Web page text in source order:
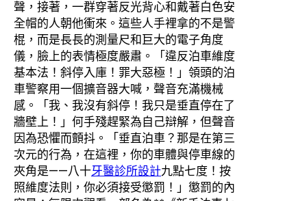
聲，接著，一群穿著反光背心和戴著白色安
全帽的人朝他衝來。這些人手裡拿的不是警
棍，而是長長的測量尺和巨大的電子角度
儀，臉上的表情極度嚴肅。「違反泊車維度
基本法！斜停入庫！罪大惡極！」領頭的泊
車警察用一個擴音器大喊，聲音充滿機械
感。「我、我沒有斜停！我只是垂直停在了
牆壁上！」何手殘趕緊為自己辯解，但聲音
因為恐懼而顫抖。「垂直泊車？那是在第三
次元的行為，在這裡，你的車體與停車線的
夾角是——八十牙醫診所設計九點七度！按
照維度法則，你必須接受懲罰！」懲罰的內